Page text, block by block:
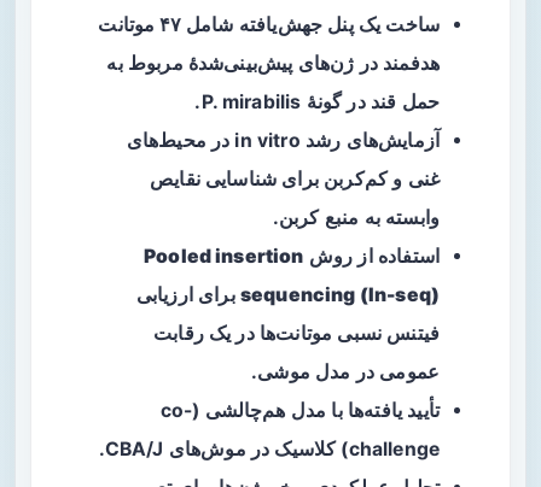
ساخت یک پنل جهش‌یافته شامل
۴۷ موتانت
هدفمند در ژن‌های پیش‌بینی‌شدهٔ مربوط به
حمل قند در گونهٔ P. mirabilis.
آزمایش‌های رشد in vitro در محیط‌های
غنی و کم‌کربن برای شناسایی نقایص
وابسته به منبع کربن.
استفاده از روش Pooled insertion
sequencing (In-seq) برای ارزیابی
فیتنس نسبی موتانت‌ها در یک رقابت
عمومی در مدل موشی.
تأیید یافته‌ها با مدل هم‌چالشی (co-
challenge) کلاسیک در موش‌های CBA/J.